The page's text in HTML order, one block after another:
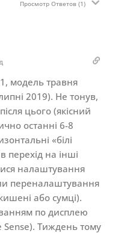
Просмотр Ответов(1)
модель травня
2019). Не тонув,
цього (якісний
останні 6-8
«білі
перехід на інші
налаштування
переналаштування
або сумці).
по дисплею
Sense). Тиждень тому